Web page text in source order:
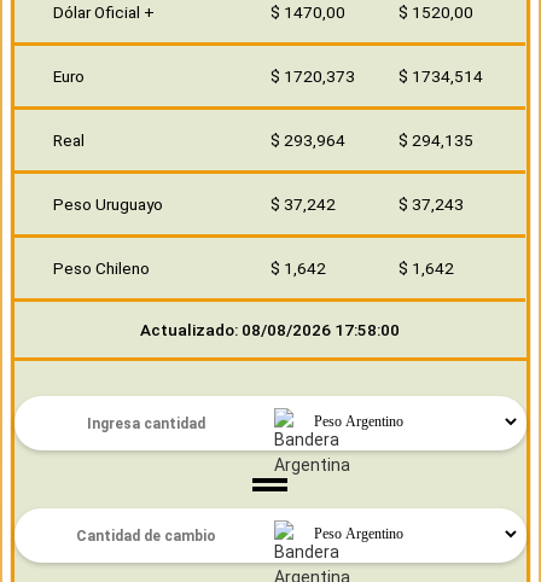
Dólar Oficial + $ 1470,00 $ 1520,00
Euro $ 1720,373 $ 1734,514
Real $ 293,964 $ 294,135
Peso Uruguayo $ 37,242 $ 37,243
Peso Chileno $ 1,642 $ 1,642
Actualizado: 08/08/2026 17:58:00